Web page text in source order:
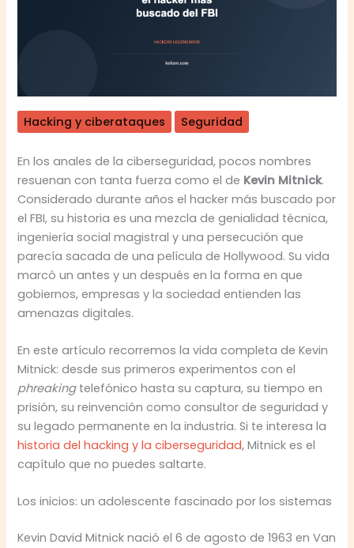
Hacking y ciberataques Seguridad
En los anales de la ciberseguridad, pocos nombres
resuenan con tanta fuerza como el de Kevin Mitnick.
Considerado durante años el hacker más buscado por
el FBI, su historia es una mezcla de genialidad técnica,
ingeniería social magistral y una persecución que
parecía sacada de una película de Hollywood. Su vida
marcó un antes y un después en la forma en que
gobiernos, empresas y la sociedad entienden las
amenazas digitales.
En este artículo recorremos la vida completa de Kevin
Mitnick: desde sus primeros experimentos con el
phreakingtelefónico hasta su captura, su tiempo en
prisión, su reinvención como consultor de seguridad y
su legado permanente en la industria. Si te interesa la
historia del hacking y la ciberseguridad, Mitnick es el
capítulo que no puedes saltarte.
Los inicios: un adolescente fascinado por los sistemas
Kevin David Mitnick nació el 6 de agosto de 1963 en Van